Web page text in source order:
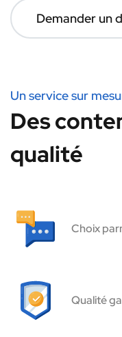
Demander un
Un service sur
Des
qualité
Choix
Qualité